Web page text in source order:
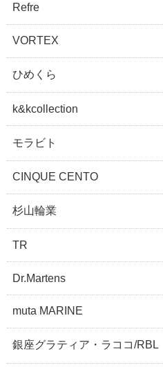
Refre
VORTEX
ひめくら
k&kcollection
モラビト
CINQUE CENTO
杉山輪業
TR
Dr.Martens
muta MARINE
銀座グラティア・ラココ/RBL